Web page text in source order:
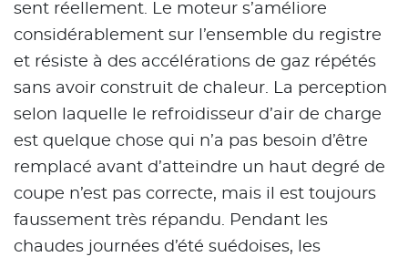
sent réellement. Le moteur s’améliore
considérablement sur l’ensemble du registre
et résiste à des accélérations de gaz répétés
sans avoir construit de chaleur. La perception
selon laquelle le refroidisseur d’air de charge
est quelque chose qui n’a pas besoin d’être
remplacé avant d’atteindre un haut degré de
coupe n’est pas correcte, mais il est toujours
faussement très répandu. Pendant les
chaudes journées d’été suédoises, les